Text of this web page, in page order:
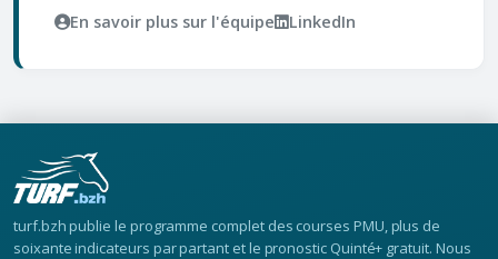
En savoir plus sur l'équipe LinkedIn
turf.bzh publie le programme complet des courses PMU, plus de
soixante indicateurs par partant et le pronostic Quinté+ gratuit. Nous